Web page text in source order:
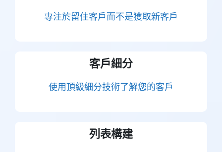
專注於留住客戶而不是獲取新客戶
客戶細分
使用頂級細分技術了解您的客戶
列表構建